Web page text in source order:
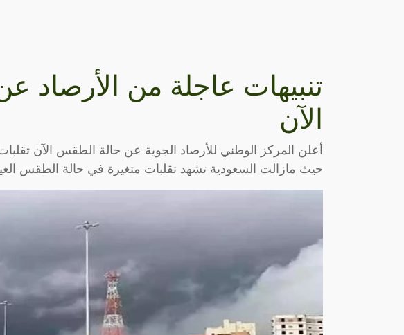
تنبيهات عاجلة من الأرصاد
الآن
أعلن المركز الوطني للأرصاد الجوية عن حالة الطقس الآن
حيث مازالت السعودية تشهد تقلبات متغيرة في حالة الطقس